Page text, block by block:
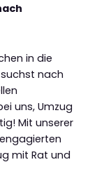
in die
nach
uns, Umzug
Mit unserer
mit Rat und